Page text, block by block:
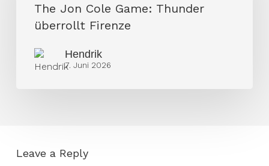
Thunder
Firenze
The Jon Cole Game: Thunder
überrollt Firenze
Hendrik
7. Juni 2026
Leave a Reply